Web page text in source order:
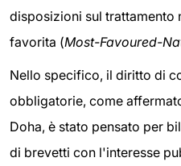
disposizioni sul trattamento
favorita (Most-Favoured-
Nello specifico, il diritto di
obbligatorie, come
Doha, è stato pensato per
di brevetti con l'interesse